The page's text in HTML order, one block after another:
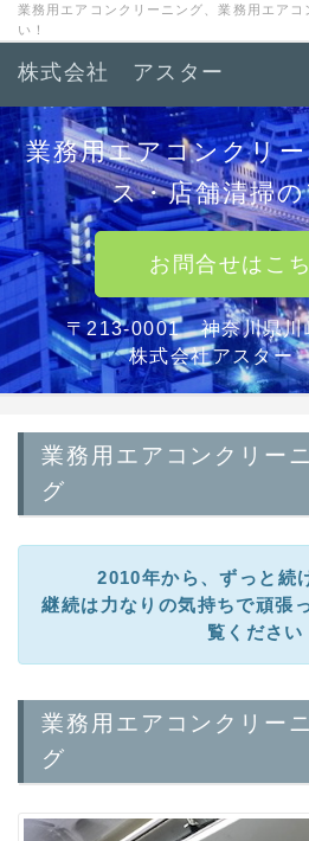
業務用エアコンクリーニング、業務用エアコ
い！
株式会社 アスター
業務用エアコンクリ
ス・店舗清掃
お問合せはこ
〒213-0001 神奈川県川
株式会社アスタ
業務用エアコンクリー
グ
2010年から、ずっと続
継続は力なりの気持ちで頑張
覧ください
業務用エアコンクリー
グ